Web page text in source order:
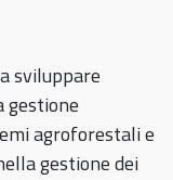
sviluppare
gestione
agroforestali e
gestione dei